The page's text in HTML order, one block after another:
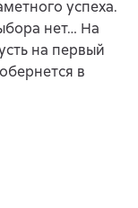
успеха.
нет… На
на первый
в